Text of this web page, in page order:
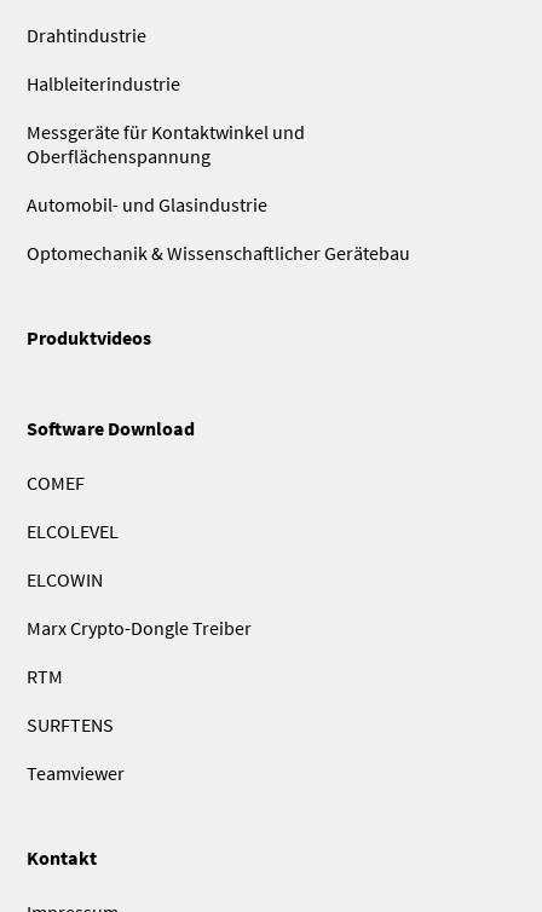
Drahtindustrie
Halbleiterindustrie
Messgeräte für Kontaktwinkel und
Oberflächenspannung
Automobil- und Glasindustrie
Optomechanik & Wissenschaftlicher Gerätebau
Produktvideos
Software Download
COMEF
ELCOLEVEL
ELCOWIN
Marx Crypto-Dongle Treiber
RTM
SURFTENS
Teamviewer
Kontakt